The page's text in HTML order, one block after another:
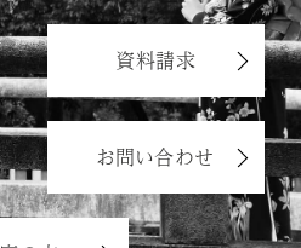
資料請求
お問い合わせ